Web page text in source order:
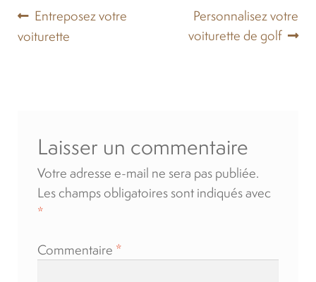
Navigation
de
Article
précédent :
Entreposez votre
voiturette
Article
suivant :
Personnalisez votre
voiturette de golf
Laisser un commentaire
Votre adresse e-mail ne sera pas publiée.
Les champs obligatoires sont indiqués avec
*
Commentaire *